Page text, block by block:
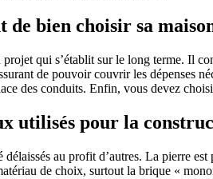
bien choisir sa
qui s’établit sur le long terme. Il
de pouvoir couvrir les dépenses
des conduits. Enfin, vous devez
utilisés pour la
au profit d’autres. La pierre
de choix, surtout la brique «